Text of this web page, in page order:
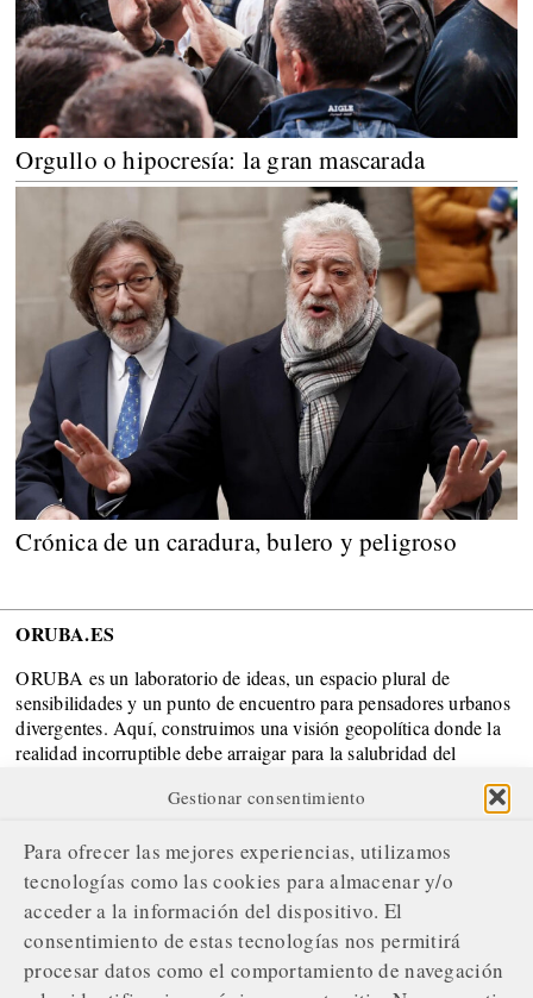
Gestionar consentimiento
Para ofrecer las mejores experiencias, utilizamos
tecnologías como las cookies para almacenar y/o
acceder a la información del dispositivo. El
consentimiento de estas tecnologías nos permitirá
procesar datos como el comportamiento de navegación
Orgullo o hipocresía: la gran mascarada
Crónica de un caradura, bulero y peligroso
ORUBA.ES
ORUBA es un laboratorio de ideas, un espacio plural de
sensibilidades y un punto de encuentro para pensadores urbanos
divergentes. Aquí, construimos una visión geopolítica donde la
realidad incorruptible debe arraigar para la salubridad del
¿Quiénes somos?
Nuestro compromiso editorial
Servicios de gestión publicitaria